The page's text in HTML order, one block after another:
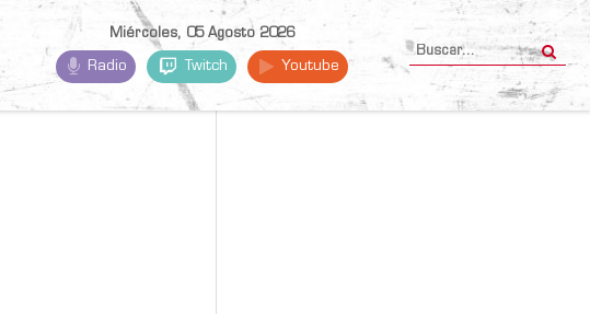
Miércoles, 05 Agosto 2026
Radio Twitch Youtube